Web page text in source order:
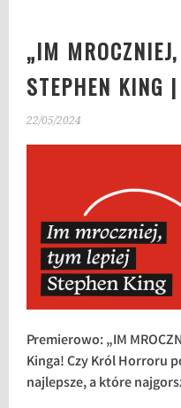
„IM
STEPHEN KING
22/05/2024
Premierowo: „IM
Kinga! Czy Król Horroru
najlepsze, a które